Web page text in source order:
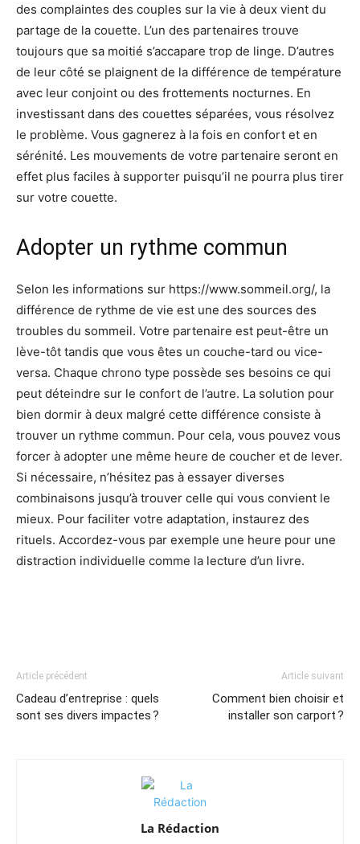
des complaintes des couples sur la vie à deux vient du
partage de la couette. L’un des partenaires trouve
toujours que sa moitié s’accapare trop de linge. D’autres
de leur côté se plaignent de la différence de température
avec leur conjoint ou des frottements nocturnes. En
investissant dans des couettes séparées, vous résolvez
le problème. Vous gagnerez à la fois en confort et en
sérénité. Les mouvements de votre partenaire seront en
effet plus faciles à supporter puisqu’il ne pourra plus tirer
sur votre couette.
Adopter un rythme commun
Selon les informations sur https://www.sommeil.org/, la
différence de rythme de vie est une des sources des
troubles du sommeil. Votre partenaire est peut-être un
lève-tôt tandis que vous êtes un couche-tard ou vice-
versa. Chaque chrono type possède ses besoins ce qui
peut déteindre sur le confort de l’autre. La solution pour
bien dormir à deux malgré cette différence consiste à
trouver un rythme commun. Pour cela, vous pouvez vous
forcer à adopter une même heure de coucher et de lever.
Si nécessaire, n’hésitez pas à essayer diverses
combinaisons jusqu’à trouver celle qui vous convient le
mieux. Pour faciliter votre adaptation, instaurez des
rituels. Accordez-vous par exemple une heure pour une
distraction individuelle comme la lecture d’un livre.
Article précédent
Cadeau d’entreprise : quels
sont ses divers impactes ?
Article suivant
Comment bien choisir et
installer son carport ?
La Rédaction